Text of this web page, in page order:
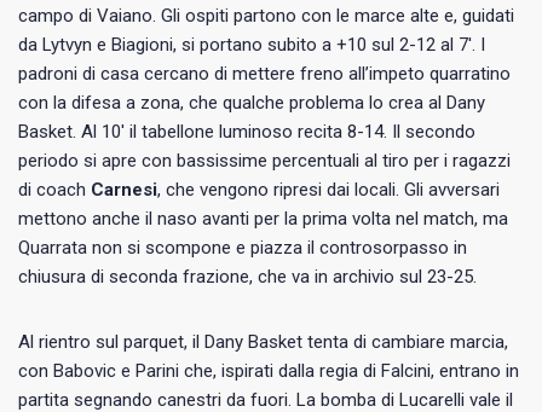
campo di Vaiano. Gli ospiti partono con le marce alte e, guidati
da Lytvyn e Biagioni, si portano subito a +10 sul 2-12 al 7′. I
padroni di casa cercano di mettere freno all’impeto quarratino
con la difesa a zona, che qualche problema lo crea al Dany
Basket. Al 10′ il tabellone luminoso recita 8-14. Il secondo
periodo si apre con bassissime percentuali al tiro per i ragazzi
di coach Carnesi, che vengono ripresi dai locali. Gli avversari
mettono anche il naso avanti per la prima volta nel match, ma
Quarrata non si scompone e piazza il controsorpasso in
chiusura di seconda frazione, che va in archivio sul 23-25.
Al rientro sul parquet, il Dany Basket tenta di cambiare marcia,
con Babovic e Parini che, ispirati dalla regia di Falcini, entrano in
partita segnando canestri da fuori. La bomba di Lucarelli vale il